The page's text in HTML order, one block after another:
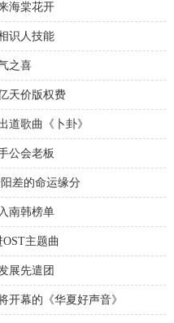
海棠花开
识人技能
之喜
天价版权费
道歌曲《卜卦》
公会老板
差的命运缘分
南韩榜单
主题曲
展先遣团
开幕的《华夏好声音》